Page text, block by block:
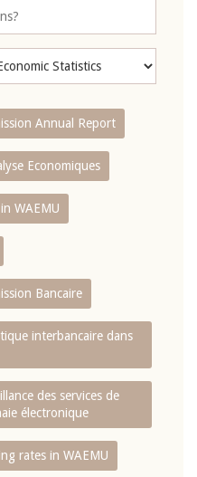
Annual Report
Economiques
WAEMU
Bancaire
interbancaire dans
des services de
électronique
rates in WAEMU